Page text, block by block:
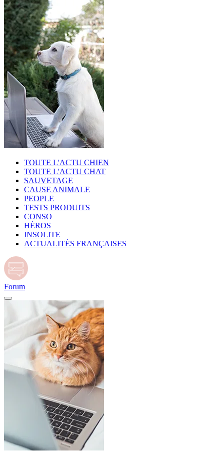
TOUTE L'ACTU CHIEN
TOUTE L'ACTU CHAT
SAUVETAGE
CAUSE ANIMALE
PEOPLE
TESTS PRODUITS
CONSO
HÉROS
INSOLITE
ACTUALITÉS FRANÇAISES
Forum